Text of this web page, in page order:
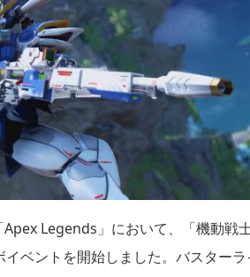
Legends」において、「機動戦
イベントを開始しました。バスターラ